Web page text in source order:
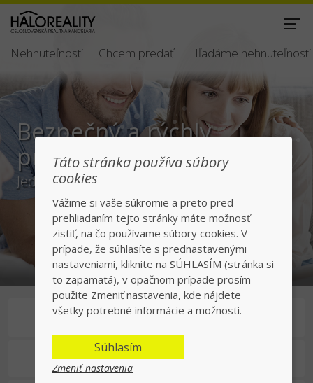
Nehnuteľnosti Chcem predať Hľadáme nehnuteľnosti
Bezpečný a rýchly
predaj/kúpa
Jednotka v realitách na slovenskom trhu
Predaj/prenájom
Táto stránka používa súbory
cookies
Vážime si vaše súkromie a preto pred
prehliadaním tejto stránky máte možnosť
zistiť, na čo používame súbory cookies. V
prípade, že súhlasíte s prednastavenými
nastaveniami, kliknite na SÚHLASÍM (stránka si
to zapamätá), v opačnom prípade prosím
použite Zmeniť nastavenia, kde nájdete
všetky potrebné informácie a možnosti.
Súhlasím
Zmeniť nastavenia